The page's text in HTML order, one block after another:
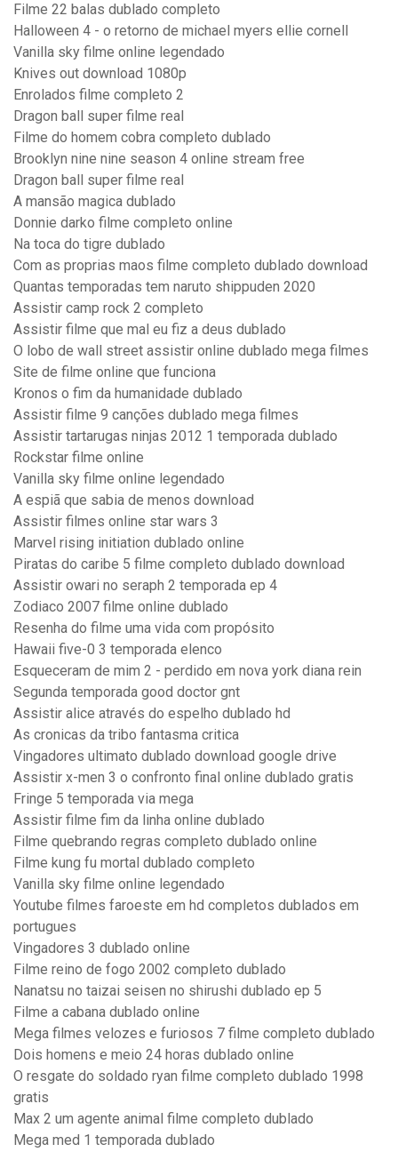
Filme 22 balas dublado completo
Halloween 4 - o retorno de michael myers ellie cornell
Vanilla sky filme online legendado
Knives out download 1080p
Enrolados filme completo 2
Dragon ball super filme real
Filme do homem cobra completo dublado
Brooklyn nine nine season 4 online stream free
Dragon ball super filme real
A mansão magica dublado
Donnie darko filme completo online
Na toca do tigre dublado
Com as proprias maos filme completo dublado download
Quantas temporadas tem naruto shippuden 2020
Assistir camp rock 2 completo
Assistir filme que mal eu fiz a deus dublado
O lobo de wall street assistir online dublado mega filmes
Site de filme online que funciona
Kronos o fim da humanidade dublado
Assistir filme 9 canções dublado mega filmes
Assistir tartarugas ninjas 2012 1 temporada dublado
Rockstar filme online
Vanilla sky filme online legendado
A espiã que sabia de menos download
Assistir filmes online star wars 3
Marvel rising initiation dublado online
Piratas do caribe 5 filme completo dublado download
Assistir owari no seraph 2 temporada ep 4
Zodiaco 2007 filme online dublado
Resenha do filme uma vida com propósito
Hawaii five-0 3 temporada elenco
Esqueceram de mim 2 - perdido em nova york diana rein
Segunda temporada good doctor gnt
Assistir alice através do espelho dublado hd
As cronicas da tribo fantasma critica
Vingadores ultimato dublado download google drive
Assistir x-men 3 o confronto final online dublado gratis
Fringe 5 temporada via mega
Assistir filme fim da linha online dublado
Filme quebrando regras completo dublado online
Filme kung fu mortal dublado completo
Vanilla sky filme online legendado
Youtube filmes faroeste em hd completos dublados em
portugues
Vingadores 3 dublado online
Filme reino de fogo 2002 completo dublado
Nanatsu no taizai seisen no shirushi dublado ep 5
Filme a cabana dublado online
Mega filmes velozes e furiosos 7 filme completo dublado
Dois homens e meio 24 horas dublado online
O resgate do soldado ryan filme completo dublado 1998
gratis
Max 2 um agente animal filme completo dublado
Mega med 1 temporada dublado